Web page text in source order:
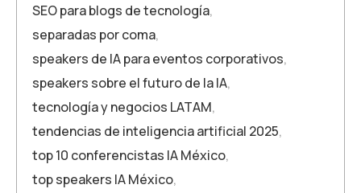
SEO para blogs de tecnología,
separadas por coma,
speakers de IA para eventos corporativos,
speakers sobre el futuro de la IA,
tecnología y negocios LATAM,
tendencias de inteligencia artificial 2025,
top 10 conferencistas IA México,
top speakers IA México,